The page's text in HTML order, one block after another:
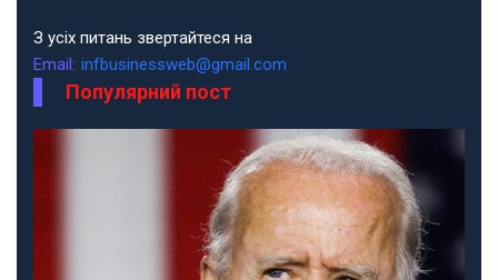
З усіх питань звертайтеся на
Email: infbusinessweb@gmail.com
Популярний пост